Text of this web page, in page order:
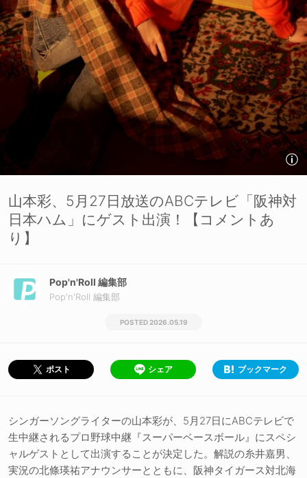
山本彩、5月27日放送のABCテレビ「阪神対
日本ハム」にゲスト出演！【コメントあ
り】
Pop'n'Roll 編集部
Pop'n'Roll 編集部
2026.05.19
ポスト シェア ブックマーク
シンガーソングライターの山本彩が、5月27日にABCテレビで
生中継されるプロ野球中継『スーパーベースボール』にスペシ
ャルゲストとして出演することが決定した。解説の糸井嘉男、
実況の北條瑛祐アナウンサーとともに、阪神タイガース対北海